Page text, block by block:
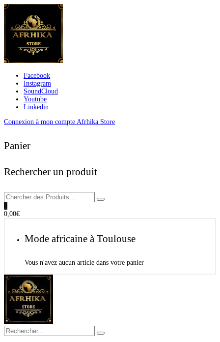
Facebook
Instagram
SoundCloud
Youtube
Linkedin
Connexion à mon compte Afrhika Store
Panier
Rechercher un produit
0,00€
Mode africaine à Toulouse
Vous n'avez aucun article dans votre panier